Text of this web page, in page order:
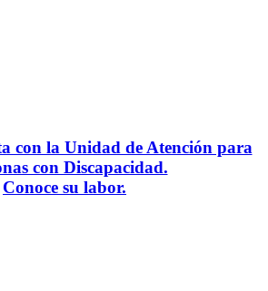
con la Unidad de Atención para
con Discapacidad.
Conoce su labor.